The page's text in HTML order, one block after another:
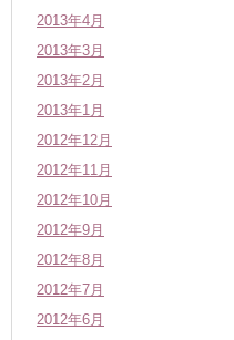
2013年4月
2013年3月
2013年2月
2013年1月
2012年12月
2012年11月
2012年10月
2012年9月
2012年8月
2012年7月
2012年6月